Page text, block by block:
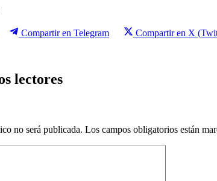
Compartir en Telegram Compartir en X
lectores
no será publicada. Los campos obligatorios están